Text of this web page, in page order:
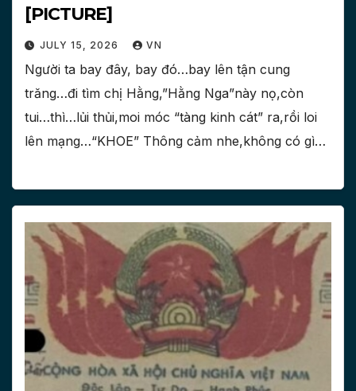
[PICTURE]
JULY 15, 2026 VN
Người ta bay đây, bay đó…bay lên tận cung
trăng…đi tìm chị Hằng,”Hằng Nga”này nọ,còn
tui…thì…lủi thủi,moi móc “tàng kinh cát” ra,rồi loi
lên mạng…“KHOE” Thông cảm nhe,không có gì…